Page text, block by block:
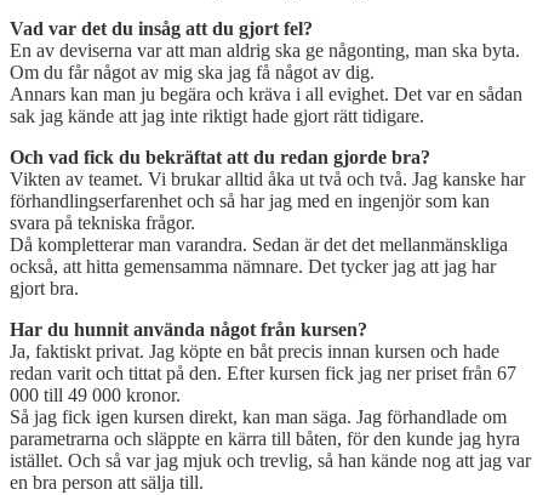
Vad var det du insåg att du gjort fel?
En av deviserna var att man aldrig ska ge någonting, man ska byta.
Om du får något av mig ska jag få något av dig.
Annars kan man ju begära och kräva i all evighet. Det var en sådan
sak jag kände att jag inte riktigt hade gjort rätt tidigare.
Och vad fick du bekräftat att du redan gjorde bra?
Vikten av teamet. Vi brukar alltid åka ut två och två. Jag kanske har
förhandlingserfarenhet och så har jag med en ingenjör som kan
svara på tekniska frågor.
Då kompletterar man varandra. Sedan är det det mellanmänskliga
också, att hitta gemensamma nämnare. Det tycker jag att jag har
gjort bra.
Har du hunnit använda något från kursen?
Ja, faktiskt privat. Jag köpte en båt precis innan kursen och hade
redan varit och tittat på den. Efter kursen fick jag ner priset från 67
000 till 49 000 kronor.
Så jag fick igen kursen direkt, kan man säga. Jag förhandlade om
parametrarna och släppte en kärra till båten, för den kunde jag hyra
istället. Och så var jag mjuk och trevlig, så han kände nog att jag var
en bra person att sälja till.